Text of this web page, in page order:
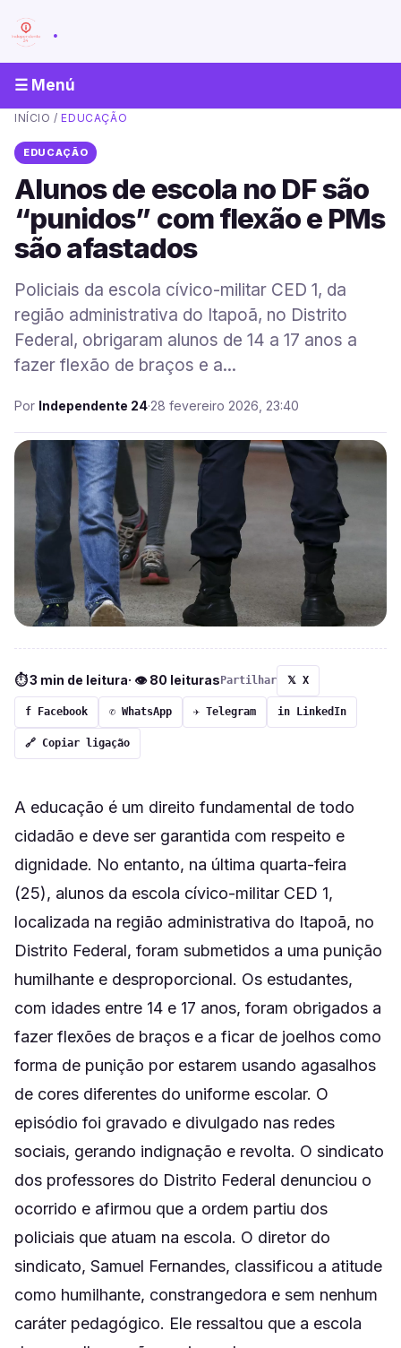
.
☰ Menú
INÍCIO /EDUCAÇÃO
EDUCAÇÃO
Alunos de escola no DF são
“punidos” com flexão e PMs
são afastados
Policiais da escola cívico-militar CED 1, da
região administrativa do Itapoã, no Distrito
Federal, obrigaram alunos de 14 a 17 anos a
fazer flexão de braços e a...
Por Independente 24·28 fevereiro 2026, 23:40
⏱ 3 min de leitura· 👁 80 leiturasPartilhar 𝕏 X
f Facebook ✆ WhatsApp ✈ Telegram in LinkedIn
🔗 Copiar ligação
A educação é um direito fundamental de todo
cidadão e deve ser garantida com respeito e
dignidade. No entanto, na última quarta-feira
(25), alunos da escola cívico-militar CED 1,
localizada na região administrativa do Itapoã, no
Distrito Federal, foram submetidos a uma punição
humilhante e desproporcional. Os estudantes,
com idades entre 14 e 17 anos, foram obrigados a
fazer flexões de braços e a ficar de joelhos como
forma de punição por estarem usando agasalhos
de cores diferentes do uniforme escolar. O
episódio foi gravado e divulgado nas redes
sociais, gerando indignação e revolta. O sindicato
dos professores do Distrito Federal denunciou o
ocorrido e afirmou que a ordem partiu dos
policiais que atuam na escola. O diretor do
sindicato, Samuel Fernandes, classificou a atitude
como humilhante, constrangedora e sem nenhum
caráter pedagógico. Ele ressaltou que a escola